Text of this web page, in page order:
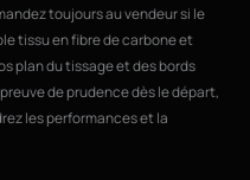
toujours au vendeur si le
tissu en fibre de carbone et
plan du tissage et des bords
de prudence dès le départ,
les performances et la